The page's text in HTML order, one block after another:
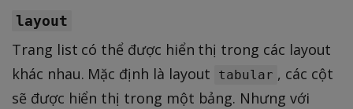
layout
Trang list có thể được hiển thị trong các layout
khác nhau. Mặc định là layout
tabular , các cột
sẽ được hiển thị trong một bảng. Nhưng với